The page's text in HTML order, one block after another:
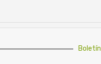
Boletín